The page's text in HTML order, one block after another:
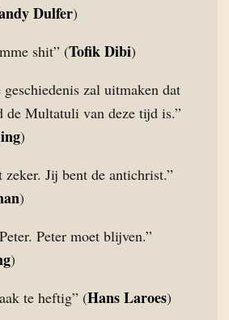
Dulfer)
shit” (Tofik Dibi)
zal uitmaken dat
de Multatuli van deze tijd is.”
)
Jij bent de antichrist.”
)
Peter moet blijven.”
)
te heftig” (Hans Laroes)